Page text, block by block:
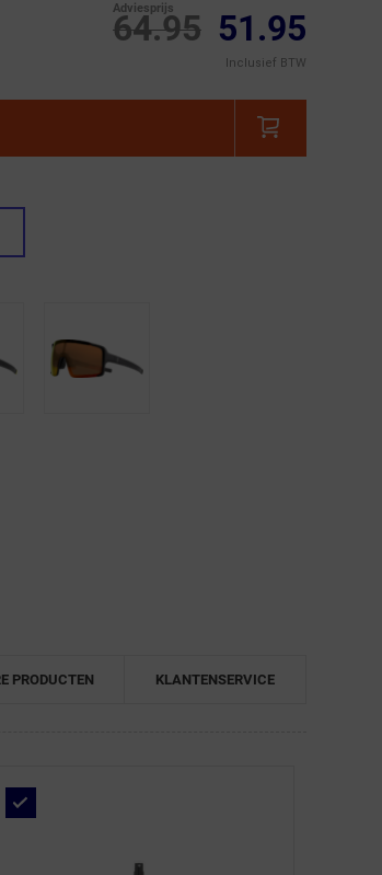
64.95
Adviesprijs 51.95
Inclusief BTW
PRODUCTEN KLANTENSERVICE